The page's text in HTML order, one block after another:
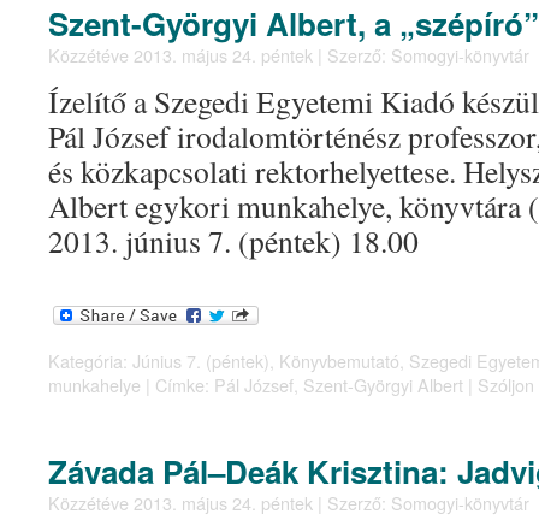
Szent-Györgyi Albert, a „szépíró”
Közzétéve 2013. május 24. péntek | Szerző: Somogyi-könyvtár
Ízelítő a Szegedi Egyetemi Kiadó
Pál József irodalomtörténész
és közkapcsolati rektorhelyettese.
Albert egykori munkahelye, könyvtára
2013. június 7. (péntek) 18.00
Kategória: Június 7. (péntek) Könyvbemutató Szegedi
munkahelye | Címke: Pál József Szent-Györgyi Albert |
Závada Pál–Deák Krisztina:
Közzétéve 2013. május 24. péntek | Szerző: Somogyi-könyvtár